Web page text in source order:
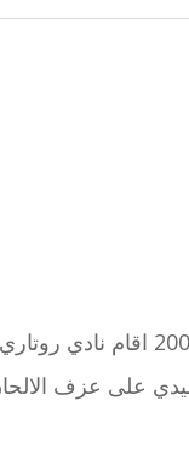
في 26 كانون الاول
على عزف